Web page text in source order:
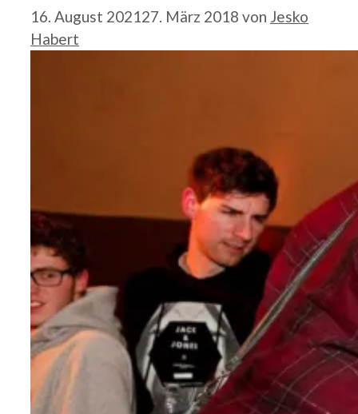
16. August 202127. März 2018 von Jesko
Habert